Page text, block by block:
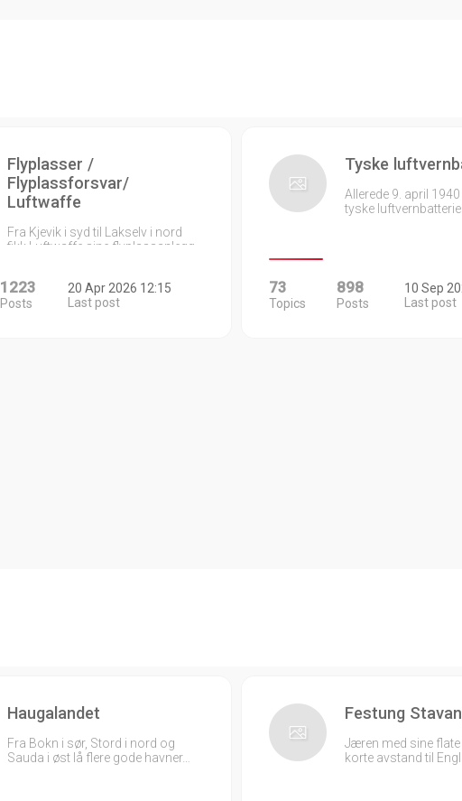
Flyplasser /
Flyplassforsvar/
Luftwaffe
Fra Kjevik i syd til Lakselv i nord
fikk Luftwaffe sine flyplassanlegg…
1223
Posts
20 Apr 2026 12:15
Last post
Tyske
Allerede 9. april
tyske
73
Topics
898
Posts
10 Sep
Last post
Haugalandet
Fra Bokn i sør, Stord i nord og
Sauda i øst lå flere gode havner…
Festung
Jæren med sine
korte avstand til